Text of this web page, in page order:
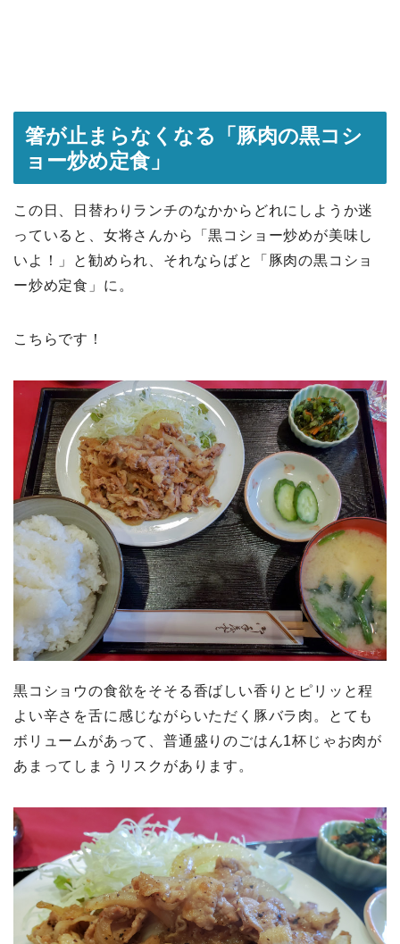
箸が止まらなくなる「豚肉の黒コシ
ョー炒め定食」
この日、日替わりランチのなかからどれにしようか迷
っていると、女将さんから「黒コショー炒めが美味し
いよ！」と勧められ、それならばと「豚肉の黒コショ
ー炒め定食」に。
こちらです！
黒コショウの食欲をそそる香ばしい香りとピリッと程
よい辛さを舌に感じながらいただく豚バラ肉。とても
ボリュームがあって、普通盛りのごはん1杯じゃお肉が
あまってしまうリスクがあります。